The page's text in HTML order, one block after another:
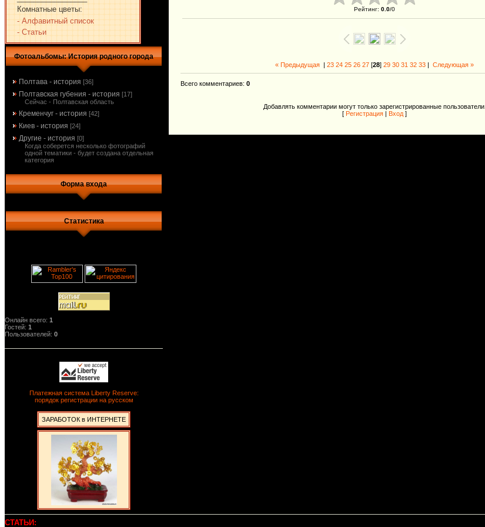
Комнатные цветы:
- Алфавитный список
- Статьи
Фотоальбомы: История родного города
Полтава - история [36]
Полтавская губения - история [17]
Сейчас - Полтавская область
Кременчуг - история [42]
Киев - история [24]
Другие - история [0]
Когда соберется несколько фотографий
одной тематики - будет создана отдельная
категория
Форма входа
Статистика
Онлайн всего: 1
Гостей: 1
Пользователей: 0
Платежная система Liberty Reserve:
порядок регистрации на русском
ЗАРАБОТОК в ИНТЕРНЕТЕ
Рейтинг: 0.0/0
« Предыдущая | 23 24 25 26 27 [28] 29 30 31 32 33 | Следующая »
Всего комментариев: 0
Добавлять комментарии могут только зарегистрированные пользователи.
[ Регистрация Вход ]
СТАТЬИ: